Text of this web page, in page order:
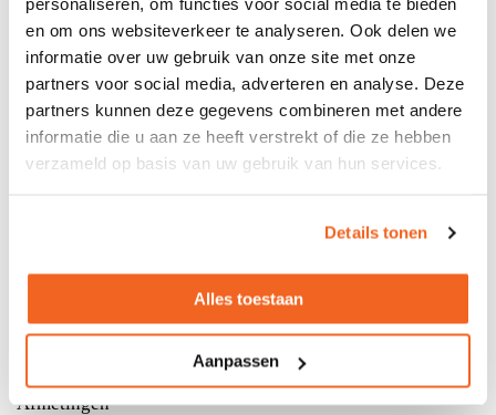
en om ons websiteverkeer te analyseren. Ook delen we
informatie over uw gebruik van onze site met onze
partners voor social media, adverteren en analyse. Deze
partners kunnen deze gegevens combineren met andere
informatie die u aan ze heeft verstrekt of die ze hebben
verzameld op basis van uw gebruik van hun services.
Details tonen
Alles toestaan
Aanpassen
Particulier als
Zakelijk
ProfessioneleBezorg- en Montageservice
Gebruikt Kinnarps rechts-hoekbureau met
- Rechtsmodel - In hoogte verstelbaar - Melamine
blad - 4-poots onderstel
- Kleur blad: beuken - Kleur onderstel: grijs
Afmetingen